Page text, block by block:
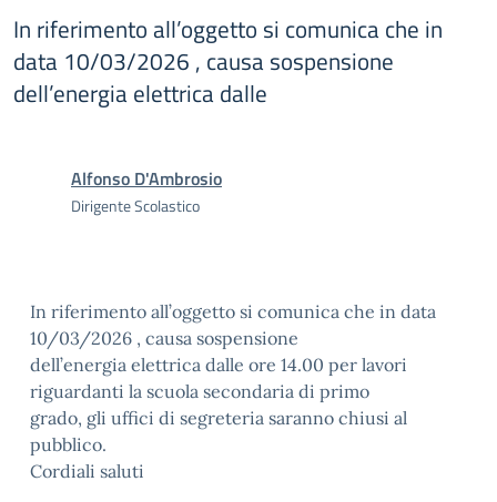
In riferimento all’oggetto si comunica che in
data 10/03/2026 , causa sospensione
dell’energia elettrica dalle
Alfonso D'Ambrosio
Dirigente Scolastico
In riferimento all’oggetto si comunica che in data
10/03/2026 , causa sospensione
dell’energia elettrica dalle ore 14.00 per lavori
riguardanti la scuola secondaria di primo
grado, gli uffici di segreteria saranno chiusi al
pubblico.
Cordiali saluti